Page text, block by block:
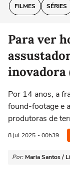
FILMES SÉRIES
Para ver
inovadora
Por 14 anos, a
found-footage e
produtoras de
8 jul 2025 - 00h39
Por: Maria Santos /